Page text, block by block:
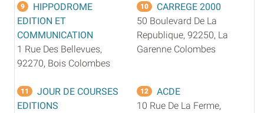
9
HIPPODROME
EDITION ET
COMMUNICATION
1 Rue Des Bellevues,
92270, Bois Colombes
10
CARREGE 2000
50 Boulevard De La
Republique, 92250, La
Garenne Colombes
11
JOUR DE COURSES
EDITIONS
12
ACDE
10 Rue De La Ferme,